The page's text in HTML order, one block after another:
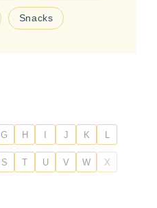
Snacks
G H J K
S T U V W X